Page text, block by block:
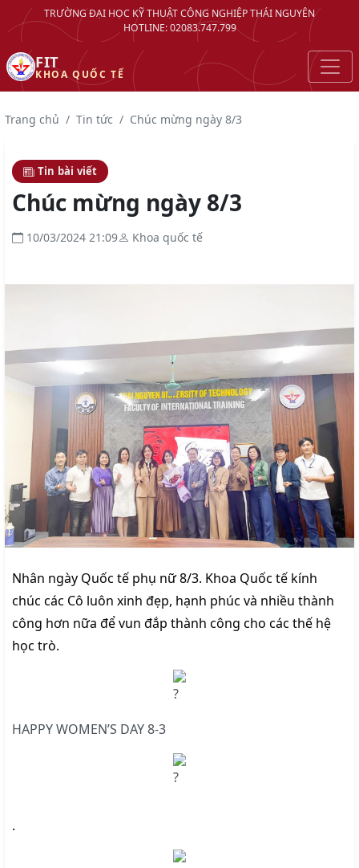
TRƯỜNG ĐẠI HỌC KỸ THUẬT CÔNG NGHIỆP THÁI NGUYÊN
HOTLINE: 02083.747.799
FIT
KHOA QUỐC TẾ
Trang chủ Tin tức Chúc mừng ngày 8/3
Tin bài viết
Chúc mừng ngày 8/3
10/03/2024 21:09 Khoa quốc tế
Nhân ngày Quốc tế phụ nữ 8/3. Khoa Quốc tế kính
chúc các Cô luôn xinh đẹp, hạnh phúc và nhiều thành
công hơn nữa để vun đắp thành công cho các thế hệ
học trò.
HAPPY WOMEN’S DAY 8-3
.